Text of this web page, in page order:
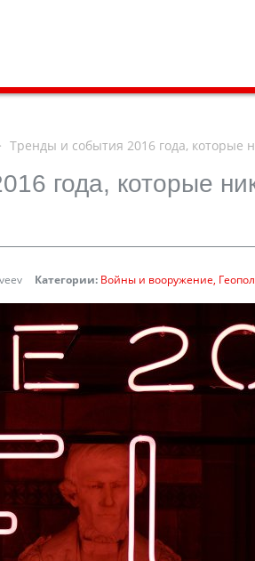
Тренды и события 2016 года, которые
года, которые
Категории: Войны и вооружение